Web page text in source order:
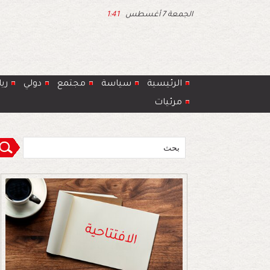
الجمعة 7 أغسطس 1:41
الرئيسية سياسة مجتمع دولي
مرئيات